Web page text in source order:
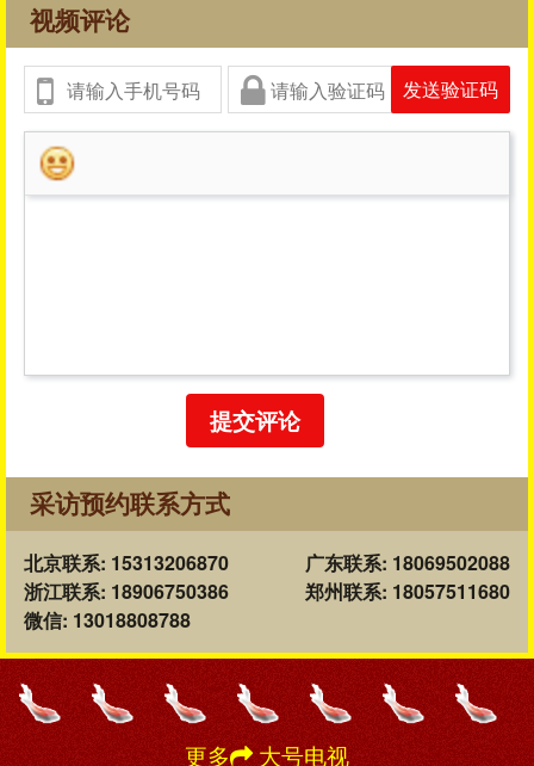
视频评论
发送验证码
提交评论
采访预约联系方式
北京联系: 15313206870
广东联系: 18069502088
浙江联系: 18906750386
郑州联系: 18057511680
微信: 13018808788
更多 大号电视